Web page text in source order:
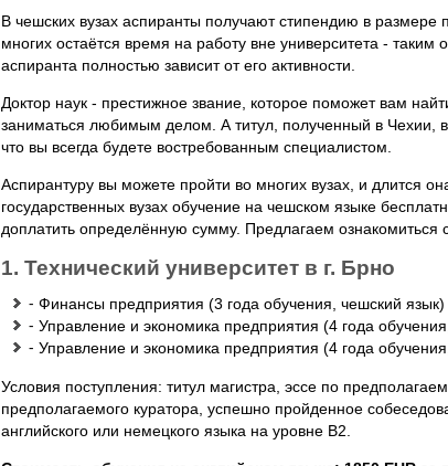
В чешских вузах аспиранты получают стипендию в размере
многих остаётся время на работу вне университета -
аспиранта полностью зависит от его активности.
Доктор наук - престижное звание, которое поможет вам
заниматься любимым делом. А титул, полученный в Чехии,
что вы всегда будете востребованным специалистом.
Аспирантуру вы можете пройти во многих вузах, и длится
государственных вузах обучение на чешском языке
доплатить определённую сумму. Предлагаем ознакомиться
1. Технический университет в г. Брно
⁃ Финансы предприятия (3 года обучения, чешский язык)
⁃ Управление и экономика предприятия (4 года
⁃ Управление и экономика предприятия (4 года
Условия поступления: титул магистра, эссе по
предполагаемого куратора, успешно пройденное
английского или немецкого языка на уровне B2.